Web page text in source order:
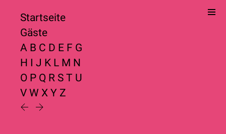
Startseite
Gäste
A B C D E F G
H I J K L M N
O P Q R S T U
V W X Y Z